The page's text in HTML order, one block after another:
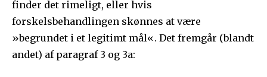
finder det rimeligt, eller hvis
forskelsbehandlingen skønnes at være
»begrundet i et legitimt mål«. Det fremgår (blandt
andet) af paragraf 3 og 3a: